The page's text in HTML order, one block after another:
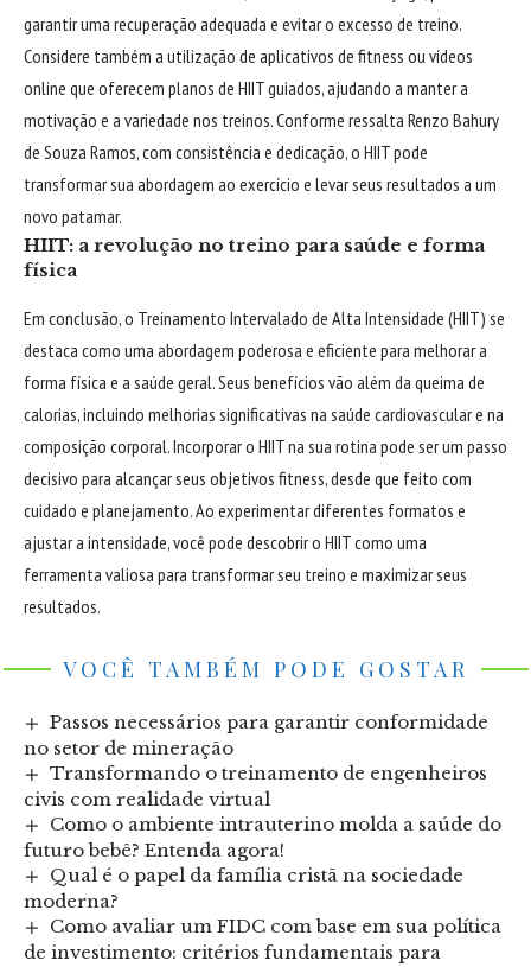
garantir uma recuperação adequada e evitar o excesso de treino.
Considere também a utilização de aplicativos de fitness ou vídeos
online que oferecem planos de HIIT guiados, ajudando a manter a
motivação e a variedade nos treinos. Conforme ressalta Renzo Bahury
de Souza Ramos, com consistência e dedicação, o HIIT pode
transformar sua abordagem ao exercício e levar seus resultados a um
novo patamar.
HIIT: a revolução no treino para saúde e forma
física
Em conclusão, o Treinamento Intervalado de Alta Intensidade (HIIT) se
destaca como uma abordagem poderosa e eficiente para melhorar a
forma física e a saúde geral. Seus benefícios vão além da queima de
calorias, incluindo melhorias significativas na saúde cardiovascular e na
composição corporal. Incorporar o HIIT na sua rotina pode ser um passo
decisivo para alcançar seus objetivos fitness, desde que feito com
cuidado e planejamento. Ao experimentar diferentes formatos e
ajustar a intensidade, você pode descobrir o HIIT como uma
ferramenta valiosa para transformar seu treino e maximizar seus
resultados.
VOCÊ TAMBÉM PODE GOSTAR
Passos necessários para garantir conformidade
no setor de mineração
Transformando o treinamento de engenheiros
civis com realidade virtual
Como o ambiente intrauterino molda a saúde do
futuro bebê? Entenda agora!
Qual é o papel da família cristã na sociedade
moderna?
Como avaliar um FIDC com base em sua política
de investimento: critérios fundamentais para